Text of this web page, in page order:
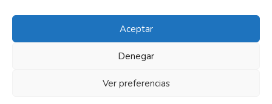
Aceptar
Denegar
Ver preferencias